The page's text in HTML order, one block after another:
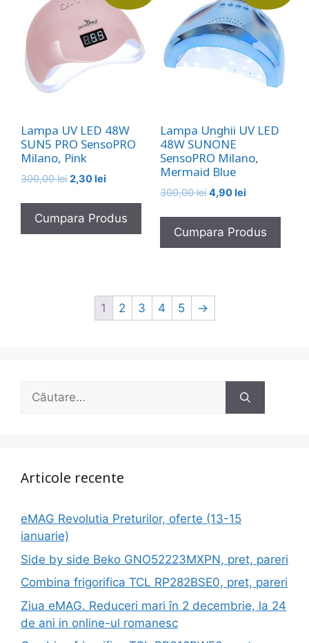
Lampa UV LED 48W
SUN5 PRO SensoPRO
Milano, Pink
300,00lei Prețul
a
fost:
300,00 lei.
2,30lei
este:
2,30 lei.
Cumpara Produs
Lampa Unghii UV LED
48W SUNONE
SensoPRO Milano,
Mermaid Blue
300,00lei Prețul
a
fost:
300,00 lei.
4,90leiPrețul
este:
4,90 lei.
Cumpara Produs
1 2 3 4 5 →
Caută
Articole recente
eMAG Revolutia Preturilor, oferte (13-15
ianuarie)
Side by side Beko GNO52223MXPN, pret, pareri
Combina frigorifica TCL RP282BSE0, pret, pareri
Ziua eMAG. Reduceri mari în 2 decembrie, la 24
de ani in online-ul romanesc